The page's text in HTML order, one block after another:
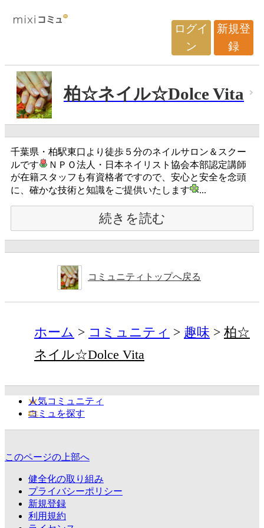
ログイ
ン
新規登
録
柏☆ネイル☆Dolce Vita
千葉県・柏駅東口より徒歩５分のネイルサロン＆スクー
ルです
ＮＰＯ法人・日本ネイリスト協会本部認定講師
が在籍スタッフも有資格者ですので、安心と安全を念頭
に、確かな技術と知識をご提供いたします
...
続きを読む
コミュニティトップへ戻る
ホーム コミュニティ 趣味
柏☆
ネイル☆Dolce Vita
人気コミュニティ
コミュを探す
このページの上部へ
健全化の取り組み
プライバシーポリシー
新規登録
利用規約